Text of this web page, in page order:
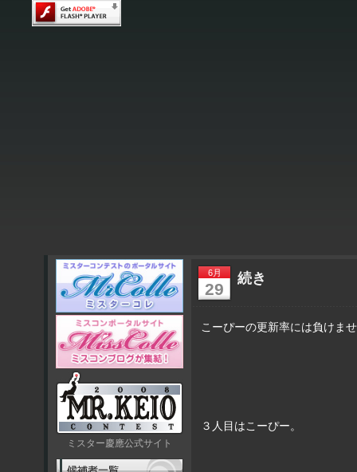
続き
6月
29
こーぴーの更新率には負けま
３人目はこーぴー。
ミスター慶應公式サイト